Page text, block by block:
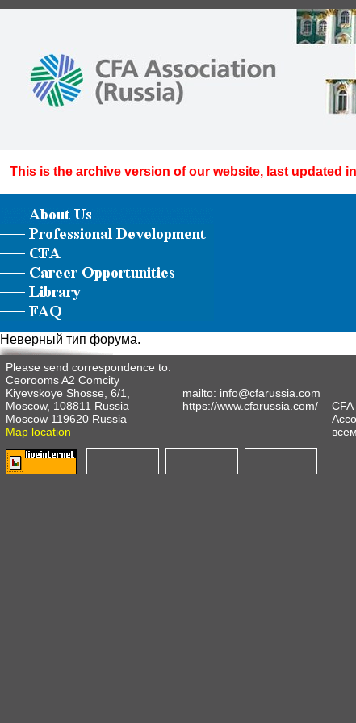
This is the archive version of our website, last updated
Неверный тип форума.
Please send correspondence to:
Ceorooms A2 Comcity
Kiyevskoye Shosse, 6/1,
Moscow, 108811 Russia
Moscow 119620 Russia
Map location
mailto: info@cfarussia.com
https://www.cfarussia.com/